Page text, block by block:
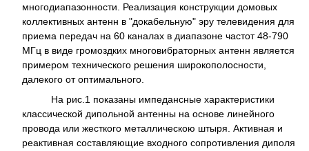
многодиапазонности. Реализация конструкции домовых
коллективных антенн в "докабельную" эру телевидения для
приема передач на 60 каналах в диапазоне частот 48-790
МГц в виде громоздких многовибраторных антенн является
примером технического решения широкополосности,
далекого от оптимального.
На рис.1 показаны импедансные характеристики
классической дипольной антенны на основе линейного
провода или жесткого металлическою штыря. Активная и
реактивная составляющие входного сопротивления диполя